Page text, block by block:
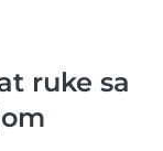
ruke sa